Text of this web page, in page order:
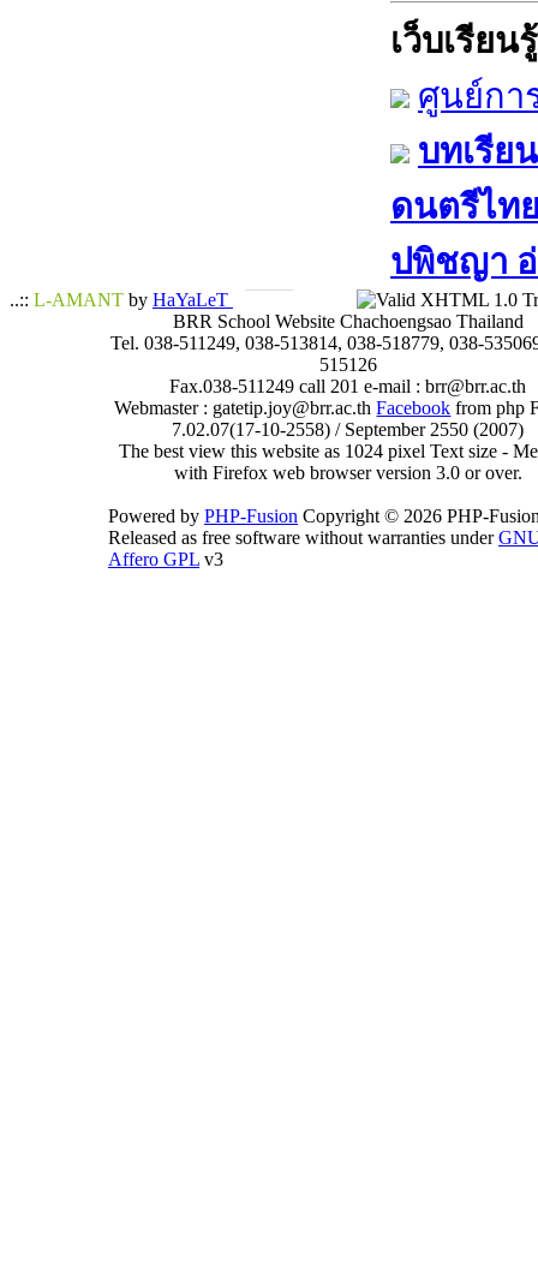
เว็บเรียนรู้
ศูนย์กา
บทเรีย
ดนตรีไท
ปพิชญา​ อ่
..:: L-AMANT by HaYaLeT
BRR School Website Chachoengsao Thailand
Tel. 038-511249, 038-513814, 038-518779, 038-
515126
Fax.038-511249 call 201 e-mail : brr@brr.ac.th
Webmaster : gatetip.joy@brr.ac.thFacebook from php
7.02.07(17-10-2558) / September 2550 (2007)
The best view this website as 1024 pixel Text size -
with Firefox web browser version 3.0 or over.
Powered by PHP-Fusion Copyright © 2026 PHP-
Released as free software without warranties under
Affero GPL v3